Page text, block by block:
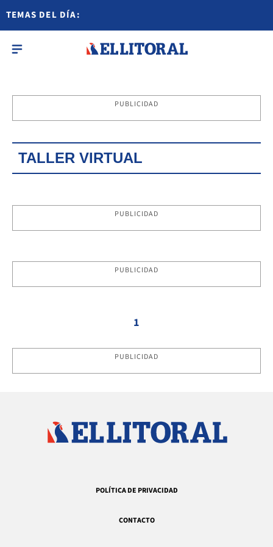
TEMAS DEL DÍA:
PUBLICIDAD
TALLER VIRTUAL
PUBLICIDAD
PUBLICIDAD
1
PUBLICIDAD
POLÍTICA DE PRIVACIDAD
CONTACTO